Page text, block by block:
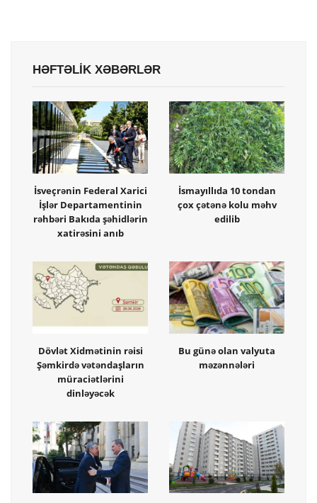
HƏFTƏLİK XƏBƏRLƏR
İsveçrənin Federal Xarici
İşlər Departamentinin
rəhbəri Bakıda şəhidlərin
xatirəsini anıb
İsmayıllıda 10 tondan
çox çətənə kolu məhv
edilib
Dövlət Xidmətinin rəisi
Şəmkirdə vətəndaşların
müraciətlərini
dinləyəcək
Bu günə olan valyuta
məzənnələri